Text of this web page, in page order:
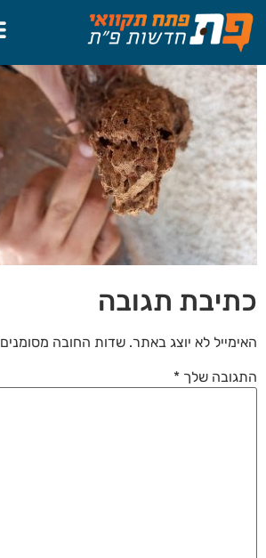
לתוכן
כתיבת תגובה
האימייל לא יוצג באתר. שדות החובה מסומנים
התגובה שלך *